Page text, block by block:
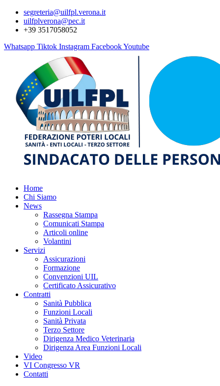
segreteria@uilfpl.verona.it
uilfplverona@pec.it
+39 3517058052
Whatsapp Tiktok Instagram FacebookYoutube
Home
Chi Siamo
News
Rassegna Stampa
Comunicati Stampa
Articoli online
Volantini
Servizi
Assicurazioni
Formazione
Convenzioni UIL
Certificato Assicurativo
Contratti
Sanità Pubblica
Funzioni Locali
Sanità Privata
Terzo Settore
Dirigenza Medico Veterinaria
Dirigenza Area Funzioni Locali
Video
VI Congresso VR
Contatti